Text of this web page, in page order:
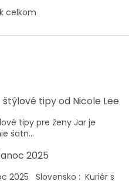
celkom
tipy od Nicole Lee
tipy pre ženy Jar je
šatn...
2025
2025 Slovensko : Kuriér s